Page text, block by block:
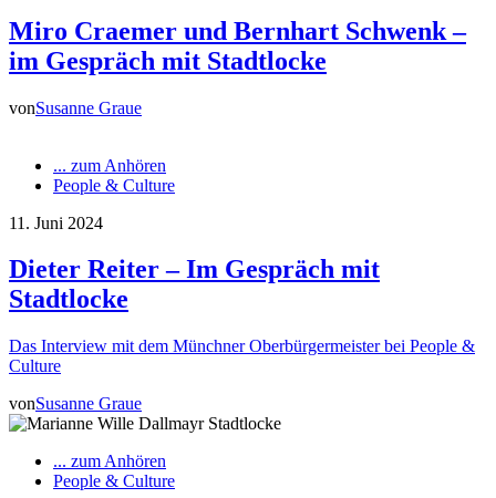
Miro Craemer und Bernhart Schwenk –
im Gespräch mit Stadtlocke
vonSusanne Graue
... zum Anhören
People & Culture
11. Juni 2024
Dieter Reiter – Im Gespräch mit
Stadtlocke
Das Interview mit dem Münchner Oberbürgermeister bei People &
Culture
vonSusanne Graue
... zum Anhören
People & Culture